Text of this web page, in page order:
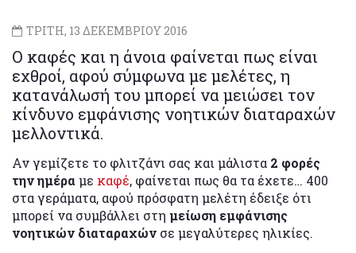
ΤΡΙΤΗ, 13 ΔΕΚΕΜΒΡΙΟΥ 2016
Ο καφές και η άνοια φαίνεται πως είναι
εχθροί, αφού σύμφωνα με μελέτες, η
κατανάλωσή του μπορεί να μειώσει τον
κίνδυνο εμφάνισης νοητικών διαταραχών
μελλοντικά.
Αν γεμίζετε το φλιτζάνι σας και μάλιστα 2 φορές
την ημέραμε καφέ, φαίνεται πως θα τα έχετε… 400
στα γεράματα, αφού πρόσφατη μελέτη έδειξε ότι
μπορεί να συμβάλλει στη μείωση εμφάνισης
νοητικών διαταραχών σε μεγαλύτερες ηλικίες.